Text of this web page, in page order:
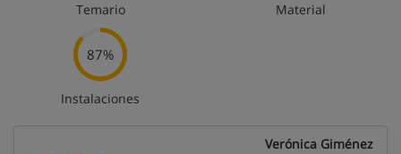
Temario Material
87%
Instalaciones
Verónica Giménez